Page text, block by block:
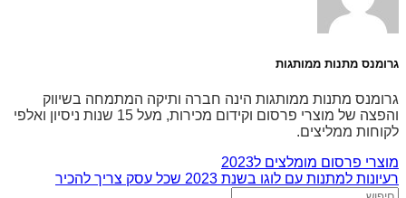
גרומנס מתנות ממותגות
גרומנס מתנות ממותגות הינה חברה ותיקה המתמחה בשיווק
והפצה של מוצרי פרסום וקידום מכירות, מעל 15 שנות ניסיון ואלפי
לקוחות ממליצים.
מוצרי פרסום מומלצים ל2023
רעיונות למתנות עם לוגו בשנת 2023 שכל עסק צריך להכיר